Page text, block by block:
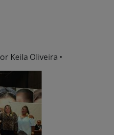
Keila Oliveira •